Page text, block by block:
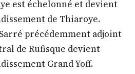
est échelonné et devient
de Thiaroye.
précédemment adjoint
de Rufisque devient
Grand Yoff.